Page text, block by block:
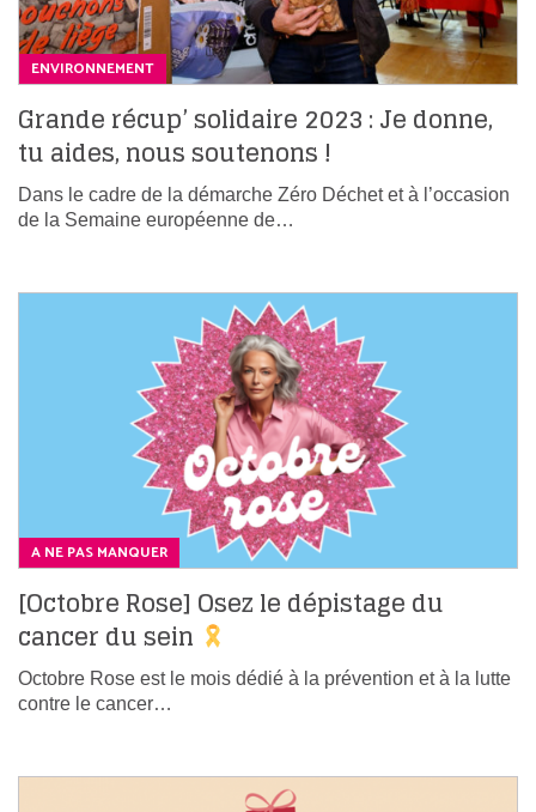
ENVIRONNEMENT
Grande récup’ solidaire 2023 : Je donne,
tu aides, nous soutenons !
Dans le cadre de la démarche Zéro Déchet et à l’occasion
de la Semaine européenne de…
A NE PAS MANQUER
[Octobre Rose] Osez le dépistage du
cancer du sein
Octobre Rose est le mois dédié à la prévention et à la lutte
contre le cancer…